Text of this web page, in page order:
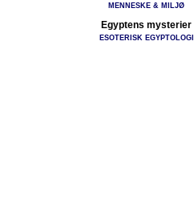
MENNESKE & MILJØ
Egyptens mysterier
ESOTERISK EGYPTOLOGI